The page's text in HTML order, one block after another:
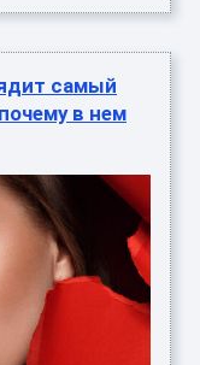
самый
в нем